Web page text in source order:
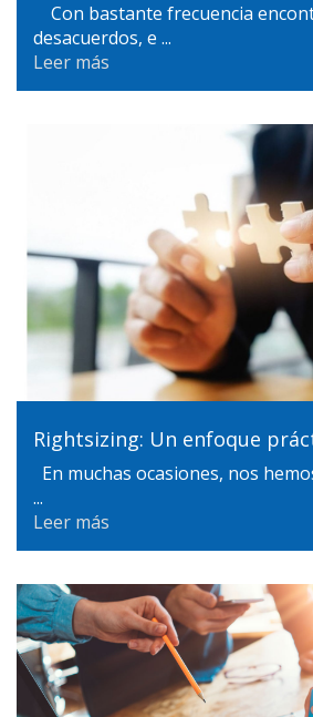
Con bastante frecuencia
desacuerdos, e ...
Leer más
Rightsizing: Un enfoque
En muchas ocasiones, nos
...
Leer más